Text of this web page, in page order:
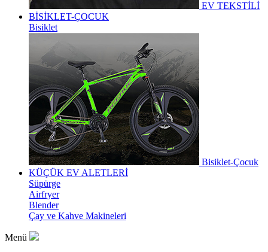
EV TEKSTİLİ
BİSİKLET-ÇOCUK
Bisiklet
Bisiklet-Çocuk
KÜÇÜK EV ALETLERİ
Süpürge
Airfryer
Blender
Çay ve Kahve Makineleri
Menü